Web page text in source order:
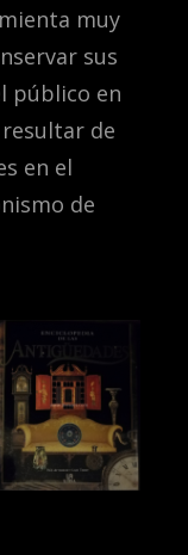
muy
sus
público en
de
en el
de